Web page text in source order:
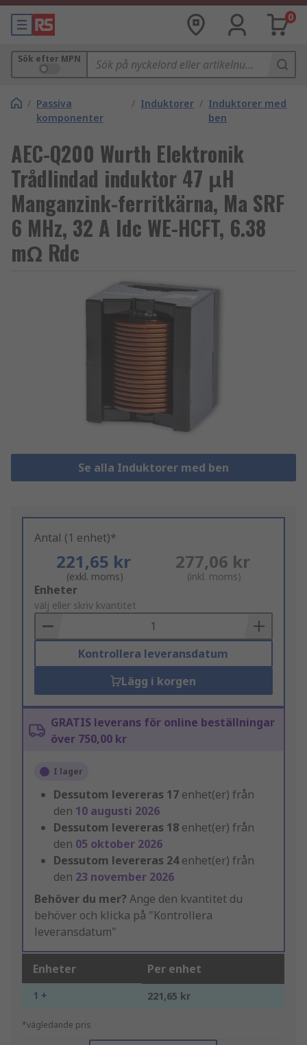
0
Sök efter MPN
/ Passiva
komponenter
/ Induktorer / Induktorer med
ben
AEC-Q200 Wurth Elektronik
Trådlindad induktor 47 μH
Manganzink-ferritkärna, Ma SRF
6 MHz, 32 A Idc WE-HCFT, 6.38
mΩ Rdc
Se alla Induktorer med ben
Antal (1 enhet)*
221,65 kr
(exkl. moms)
277,06 kr
(inkl. moms)
Add
to
Basket
Enheter
välj eller skriv kvantitet
Kontrollera leveransdatum
Lägg i korgen
GRATIS leverans för online beställningar
över 750,00 kr
I lager
Dessutom levereras 17 enhet(er) från
den 10 augusti 2026
Dessutom levereras 18 enhet(er) från
den 05 oktober 2026
Dessutom levereras 24enhet(er) från
den 23 november 2026
Behöver du mer? Ange den kvantitet du
behöver och klicka på "Kontrollera
leveransdatum"
Enheter Per enhet
1 + 221,65 kr
*vägledande pris